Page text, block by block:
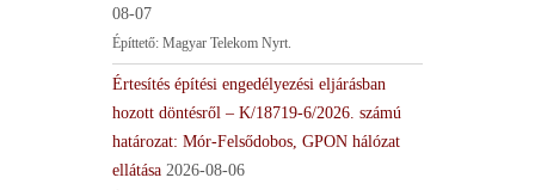
08-07
Építtető: Magyar Telekom Nyrt.
Értesítés építési engedélyezési eljárásban
hozott döntésről – K/18719-6/2026. számú
határozat: Mór-Felsődobos, GPON hálózat
ellátása 2026-08-06